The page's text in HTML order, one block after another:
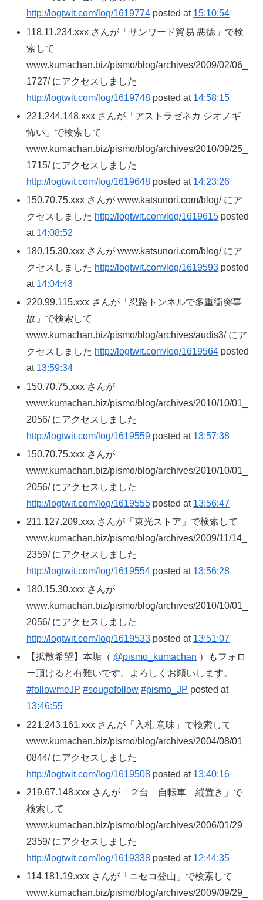
http://logtwit.com/log/1619774 posted at 15:10:54
118.11.234.xxx さんが「サンワード貿易 悪徳」で検
索して
www.kumachan.biz/pismo/blog/archives/2009/02/06_
1727/ にアクセスしました
http://logtwit.com/log/1619748 posted at 14:58:15
221.244.148.xxx さんが「アストラゼネカ シオノギ
怖い」で検索して
www.kumachan.biz/pismo/blog/archives/2010/09/25_
1715/ にアクセスしました
http://logtwit.com/log/1619648 posted at 14:23:26
150.70.75.xxx さんが www.katsunori.com/blog/ にア
クセスしました http://logtwit.com/log/1619615 posted
at 14:08:52
180.15.30.xxx さんが www.katsunori.com/blog/ にア
クセスしました http://logtwit.com/log/1619593 posted
at 14:04:43
220.99.115.xxx さんが「忍路トンネルで多重衝突事
故」で検索して
www.kumachan.biz/pismo/blog/archives/audis3/ にア
クセスしました http://logtwit.com/log/1619564 posted
at 13:59:34
150.70.75.xxx さんが
www.kumachan.biz/pismo/blog/archives/2010/10/01_
2056/ にアクセスしました
http://logtwit.com/log/1619559 posted at 13:57:38
150.70.75.xxx さんが
www.kumachan.biz/pismo/blog/archives/2010/10/01_
2056/ にアクセスしました
http://logtwit.com/log/1619555 posted at 13:56:47
211.127.209.xxx さんが「東光ストア」で検索して
www.kumachan.biz/pismo/blog/archives/2009/11/14_
2359/ にアクセスしました
http://logtwit.com/log/1619554 posted at 13:56:28
180.15.30.xxx さんが
www.kumachan.biz/pismo/blog/archives/2010/10/01_
2056/ にアクセスしました
http://logtwit.com/log/1619533 posted at 13:51:07
【拡散希望】本垢（ @pismo_kumachan ）もフォロ
ー頂けると有難いです。よろしくお願いします。
#followmeJP #sougofollow #pismo_JP posted at
13:46:55
221.243.161.xxx さんが「入札 意味」で検索して
www.kumachan.biz/pismo/blog/archives/2004/08/01_
0844/ にアクセスしました
http://logtwit.com/log/1619508 posted at 13:40:16
219.67.148.xxx さんが「２台 自転車 縦置き」で
検索して
www.kumachan.biz/pismo/blog/archives/2006/01/29_
2359/ にアクセスしました
http://logtwit.com/log/1619338 posted at 12:44:35
114.181.19.xxx さんが「ニセコ登山」で検索して
www.kumachan.biz/pismo/blog/archives/2009/09/29_